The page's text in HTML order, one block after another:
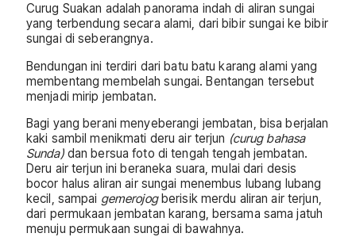
Curug Suakan adalah panorama indah di aliran sungai
yang terbendung secara alami, dari bibir sungai ke bibir
sungai di seberangnya.
Bendungan ini terdiri dari batu batu karang alami yang
membentang membelah sungai. Bentangan tersebut
menjadi mirip jembatan.
Bagi yang berani menyeberangi jembatan, bisa berjalan
kaki sambil menikmati deru air terjun (curug bahasa
Sunda) dan bersua foto di tengah tengah jembatan.
Deru air terjun ini beraneka suara, mulai dari desis
bocor halus aliran air sungai menembus lubang lubang
kecil, sampai gemerojogberisik merdu aliran air terjun,
dari permukaan jembatan karang, bersama sama jatuh
menuju permukaan sungai di bawahnya.